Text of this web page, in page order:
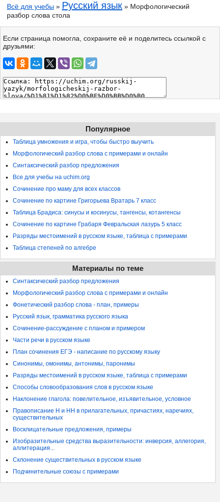
Всё для учебы » Русский язык » Морфологический
разбор слова стола
Если страница помогла, сохраните её и поделитесь ссылкой с
друзьями:
Популярное
Таблица умножения и игра, чтобы быстро выучить
Морфологический разбор слова с примерами и онлайн
Синтаксический разбор предложения
Все для учебы на uchim.org
Сочинение про маму для всех классов
Сочинение по картине Григорьева Вратарь 7 класс
Таблица Брадиса: синусы и косинусы, тангенсы, котангенсы
Сочинение по картине Грабаря Февральская лазурь 5 класс
Разряды местоимений в русском языке, таблица с примерами
Таблица степеней по алгебре
Материалы по теме
Синтаксический разбор предложения
Морфологический разбор слова с примерами и онлайн
Фонетический разбор слова - план, примеры
Русский язык, грамматика русского языка
Сочинение-рассуждение с планом и примером
Части речи в русском языке
План сочинения ЕГЭ - написание по русскому языку
Синонимы, омонимы, антонимы, паронимы
Разряды местоимений в русском языке, таблица с примерами
Способы словообразования слов в русском языке
Наклонение глагола: повелительное, изъявительное, условное
Правописание Н и НН в прилагательных, причастиях, наречиях,
существительных
Восклицательные предложения, примеры
Изобразительные средства выразительности: инверсия, аллегория,
аллитерация...
Склонение существительных в русском языке
Подчинительные союзы с примерами